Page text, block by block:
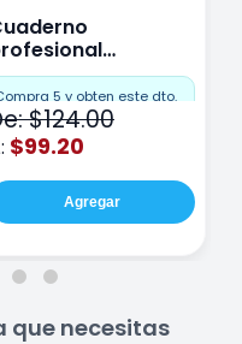
Emotions
80 hojas
5 y obten este dto.
$124.00
$99.20
Agregar
que necesitas